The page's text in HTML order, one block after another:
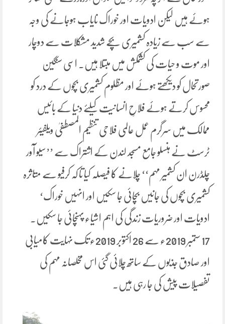
ہوئے ہیں لیکن ادویات اور خوراک نایاب ہوجانے کی وجہ
سے سب سے زیادہ کشمیری بچے شدید مشکلات سے دوچار
اور موت و حیات کی کشمکش میں مبتلا ہیں۔ اسی سنگین
صورتحال کو دیکھتے ہوئے اور مظلوم کشمیری بچوں کے درد کو
محسوس کرتے ہوئے فلاحِ انسانیت کیلئے دنیا کے بائیس
ممالک میں سرگرم عمل عالمی فلاحی تنظیم المصطفیٰ ویلفیئر
ٹرسٹ نے ہنسلو جامع مسجد لندن کے اشتراک سے ’’سیو آور
چلڈرن ان کشمیر مہم‘‘ چلانے کا فیصلہ کیا تا کہ کرفیو سے متاثرہ
کشمیری بچوں کی جانیں بچائی جا سکیں اور انہیں خوراک‘
ادویات اور ضروریات زندگی کی اہم اشیاء پہنچائی جا سکیں۔
17 ستمبر 2019ء سے 26 اکتوبر 2019ء تک نہایت کامیابی
اور صادق جذبوں کے ساتھ چلائی گئی اس مخلصانہ مہم کی
تفصیلات پیش کی جا رہی ہیں۔